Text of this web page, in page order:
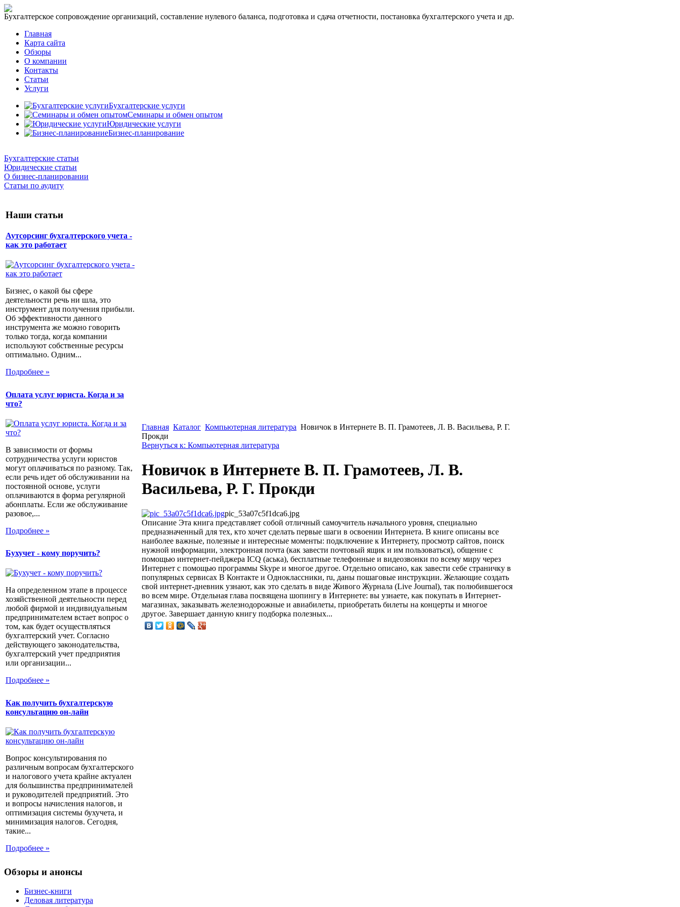
Бухгалтерское сопровождение организаций, составление нулевого баланса, подготовка и сдача отчетности, постановка бухгалтерского учета и др.
Главная
Карта сайта
Обзоры
О компании
Контакты
Статьи
Услуги
Бухгалтерские услуги
Семинары и обмен опытом
Юридические услуги
Бизнес-планирование
Бухгалтерские статьи
Юридические статьи
О бизнес-планировании
Статьи по аудиту
Наши статьи
Аутсорсинг бухгалтерского учета -
как это работает
Бизнес, о какой бы сфере
деятельности речь ни шла, это
инструмент для получения прибыли.
Об эффективности данного
инструмента же можно говорить
только тогда, когда компании
используют собственные ресурсы
оптимально. Одним...
Подробнее »
Оплата услуг юриста. Когда и за
что?
В зависимости от формы
сотрудничества услуги юристов
могут оплачиваться по разному. Так,
если речь идет об обслуживании на
постоянной основе, услуги
оплачиваются в форма регулярной
абонплаты. Если же обслуживание
разовое,...
Подробнее »
Бухучет - кому поручить?
На определенном этапе в процессе
хозяйственной деятельности перед
любой фирмой и индивидуальным
предпринимателем встает вопрос о
том, как будет осуществляться
бухгалтерский учет. Согласно
действующего законодательства,
бухгалтерский учет предприятия
или организации...
Подробнее »
Как получить бухгалтерскую
консультацию он-лайн
Вопрос консультирования по
различным вопросам бухгалтерского
и налогового учета крайне актуален
для большинства предпринимателей
и руководителей предприятий. Это
и вопросы начисления налогов, и
оптимизация системы бухучета, и
минимизация налогов. Сегодня,
такие...
Подробнее »
Главная Каталог Компьютерная литература Новичок в Интернете В. П. Грамотеев, Л. В. Васильева, Р. Г.
Прокди
Вернуться к: Компьютерная литература
Новичок в Интернете В. П. Грамотеев, Л. В.
Васильева, Р. Г. Прокди
pic_53a07c5f1dca6.jpg
Описание Эта книга представляет собой отличный самоучитель начального уровня, специально
предназначенный для тех, кто хочет сделать первые шаги в освоении Интернета. В книге описаны все
наиболее важные, полезные и интересные моменты: подключение к Интернету, просмотр сайтов, поиск
нужной информации, электронная почта (как завести почтовый ящик и им пользоваться), общение с
помощью интернет-пейджера ICQ (аська), бесплатные телефонные и видеозвонки по всему миру через
Интернет с помощью программы Skype и многое другое. Отдельно описано, как завести себе страничку в
популярных сервисах В Контакте и Одноклассники, ru, даны пошаговые инструкции. Желающие создать
свой интернет-дневник узнают, как это сделать в виде Живого Журнала (Live Journal), так полюбившегося
во всем мире. Отдельная глава посвящена шопингу в Интернете: вы узнаете, как покупать в Интернет-
магазинах, заказывать железнодорожные и авиабилеты, приобретать билеты на концерты и многое
другое. Завершает данную книгу подборка полезных...
Обзоры и анонсы
Бизнес-книги
Деловая литература